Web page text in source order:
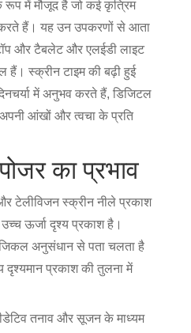
रूप में मौजूद है जो कई कृत्रिम
हैं। यह उन उपकरणों से आता
और टैबलेट और एलईडी लाइट
हैं। स्क्रीन टाइम की बढ़ी हुई
में अनुभव करते हैं, डिजिटल
आंखों और त्वचा के प्रति
का प्रभाव
टेलीविजन स्क्रीन नीले प्रकाश
ऊर्जा दृश्य प्रकाश है।
अनुसंधान से पता चलता है
दृश्यमान प्रकाश की तुलना में
तनाव और सूजन के माध्यम